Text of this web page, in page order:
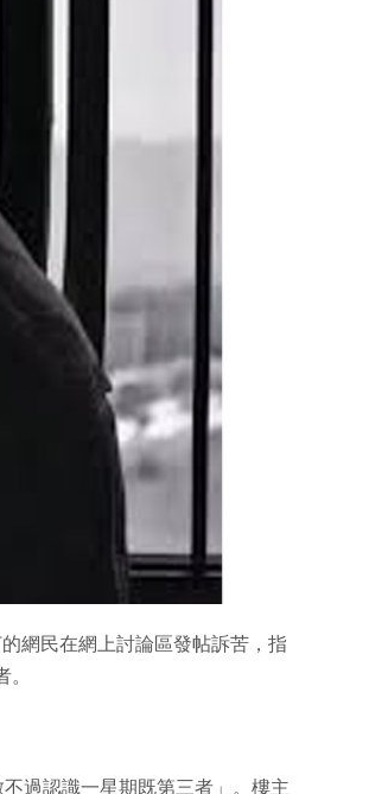
網民在網上討論區發帖訴苦，指
過認識一星期既第三者」。樓主